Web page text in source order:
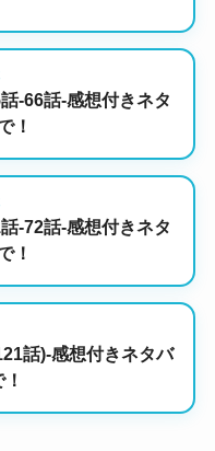
-66話-感想付きネタ
！
-72話-感想付きネタ
！
話)-感想付きネタバ